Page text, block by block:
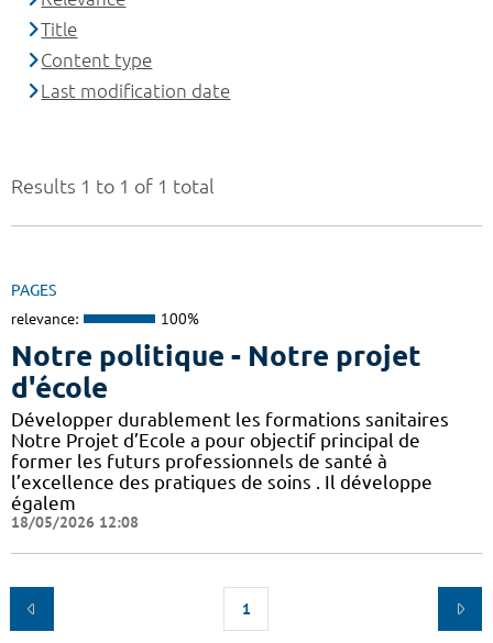
Results 1 to 1 of 1 total
PAGES
relevance: 100%
Notre politique - Notre projet
d'école
Développer durablement les formations sanitaires
Notre Projet d’Ecole a pour objectif principal de
former les futurs professionnels de santé à
l’excellence des pratiques de soins . Il développe
égalem
18/05/2026 12:08
1
Title
Content type
Last modification date